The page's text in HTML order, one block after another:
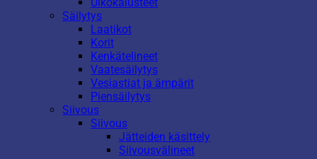
Säilytys
Laatikot
Korit
Kenkätelineet
Vaatesäilytys
Vesiastiat ja ämpärit
Piensäilytys
Siivous
Siivous
Jätteiden käsittely
Siivousvälineet